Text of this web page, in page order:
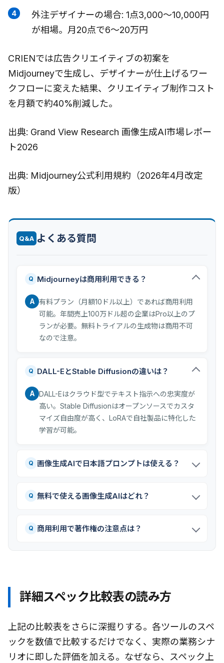
外注デザイナーの場合: 1点3,000〜10,000円
が相場。月20点で6〜20万円
CRIENでは広告クリエイティブの初案を
Midjourneyで生成し、デザイナーが仕上げるワー
クフローに変えた結果、クリエイティブ制作コスト
を月額で約40%削減した。
出典: Grand View Research 画像生成AI市場レポー
ト2026
出典: Midjourney公式利用規約（2026年4月改定
版）
Q&A よくある質問
Q Midjourneyは商用利用できる？
A 有料プラン（月額10ドル以上）であれば商用利用
可能。年間売上100万ドル超の企業はPro以上のプ
ランが必要。無料トライアルの生成物は商用不可
なので注意。
Q DALL-EとStable Diffusionの違いは？
A DALL-Eはクラウド型でテキスト指示への忠実度が
高い。Stable Diffusionはオープンソースでカスタ
マイズ自由度が高く、LoRAで自社製品に特化した
学習が可能。
Q 画像生成AIで日本語プロンプトは使える？
Q 無料で使える画像生成AIはどれ？
Q 商用利用で著作権の注意点は？
詳細スペック比較表の読み方
上記の比較表をさらに深掘りする。各ツールのスペ
ックを数値で比較するだけでなく、実際の業務シナ
リオに即した評価を加える。なぜなら、スペック上